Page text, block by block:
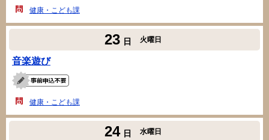
健康・こども課
23 日 火曜日
音楽遊び
健康・こども課
24 日 水曜日